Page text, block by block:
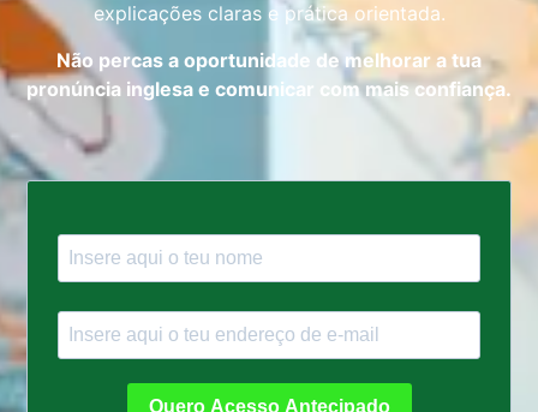
explicações claras e prática orientada.
Não percas a oportunidade de melhorar a tua
pronúncia inglesa e comunicar com mais confiança.
Quero Acesso Antecipado